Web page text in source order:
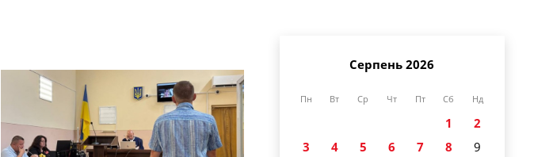
Серпень 2026
Пн Вт Ср Чт Пт Сб Нд
1
2
3
4 5 6 7 8
9